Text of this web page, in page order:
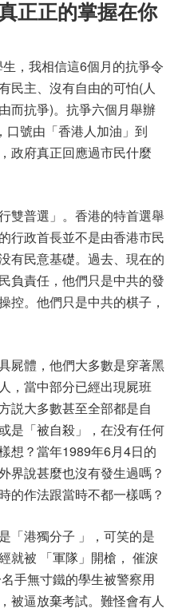
正正的掌握在你
，我相信這6個月的抗爭令
民主、沒有自由的可怕(人
而抗爭)。抗爭六個月舉辦
口號由「香港人加油」到
政府真正回應過市民什麼
雙普選」。香港的特首選舉
行政首長並不是由香港市民
有民意基礎。過去、現在的
負責任，他們只是中共的發
控。他們只是中共的棋子，
屍體，他們大多數是穿著黑
，當中部分已經出現屍班
説大多數甚至全部都是自
是「被自殺」，在没有任何
想？當年1989年6月4日的
界說甚麼也沒有發生過嗎？
的作法跟當時不都一樣嗎？
「港獨分子 」，可笑的是
就被 「軍隊」開槍， 催淚
手無寸鐵的學生被警察用
被逼放棄考試。難怪會有人